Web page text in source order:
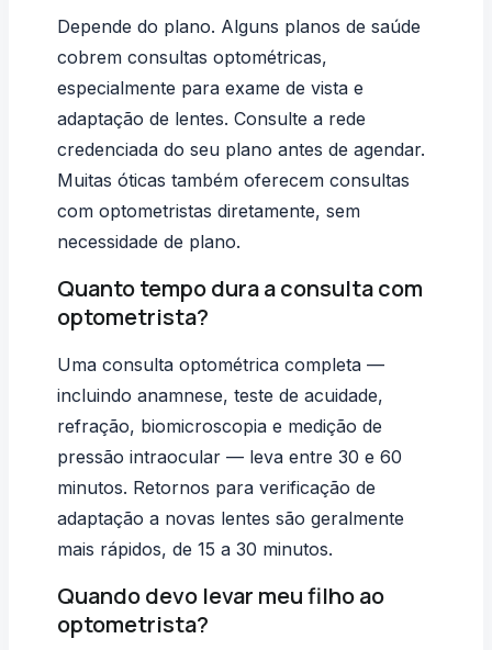
Depende do plano. Alguns planos de saúde
cobrem consultas optométricas,
especialmente para exame de vista e
adaptação de lentes. Consulte a rede
credenciada do seu plano antes de agendar.
Muitas óticas também oferecem consultas
com optometristas diretamente, sem
necessidade de plano.
Quanto tempo dura a consulta com
optometrista?
Uma consulta optométrica completa —
incluindo anamnese, teste de acuidade,
refração, biomicroscopia e medição de
pressão intraocular — leva entre 30 e 60
minutos. Retornos para verificação de
adaptação a novas lentes são geralmente
mais rápidos, de 15 a 30 minutos.
Quando devo levar meu filho ao
optometrista?